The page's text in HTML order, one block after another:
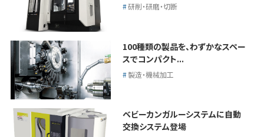
研削・研磨・切断
100種類の製品を、わずかなスペー
スでコンパクト...
製造・機械加工
ベビーカンガルーシステムに自動
交換システム登場